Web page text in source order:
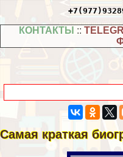
КОНТАКТЫ ::
Самая краткая